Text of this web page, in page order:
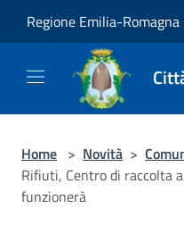
Regione Emilia-Romagna
Home > Novità >
Rifiuti, Centro di raccolta
funzionerà